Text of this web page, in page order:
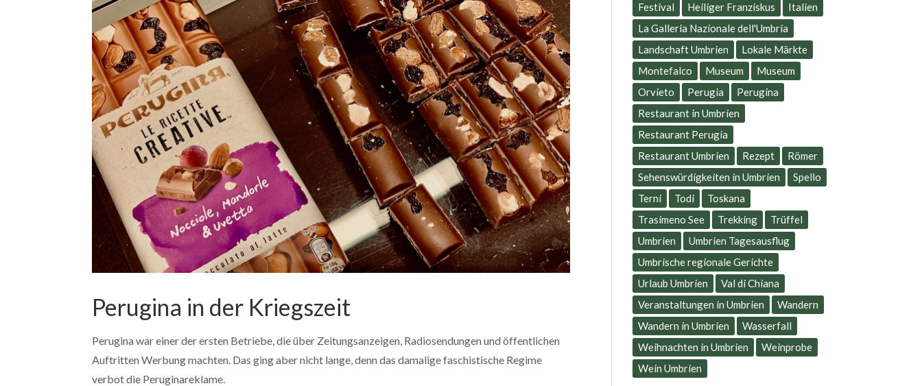
Perugina in der Kriegszeit
Perugina war einer der ersten Betriebe, die über Zeitungsanzeigen, Radiosendungen und öffentlichen
Auftritten Werbung machten. Das ging aber nicht lange, denn das damalige faschistische Regime
verbot die Peruginareklame.
Festival
Heiliger Franziskus
Italien
La Galleria Nazionale dell'Umbria
Landschaft Umbrien
Lokale Märkte
Montefalco
Museum
Museum
Orvieto
Perugia
Perugina
Restaurant in Umbrien
Restaurant Perugia
Restaurant Umbrien
Rezept
Römer
Sehenswürdigkeiten in Umbrien
Spello
Terni
Todi
Toskana
Trasimeno See
Trekking
Trüffel
Umbrien
Umbrien Tagesausflug
Umbrische regionale Gerichte
Urlaub Umbrien
Val di Chiana
Veranstaltungen in Umbrien
Wandern
Wandern in Umbrien
Wasserfall
Weihnachten in Umbrien
Weinprobe
Wein Umbrien